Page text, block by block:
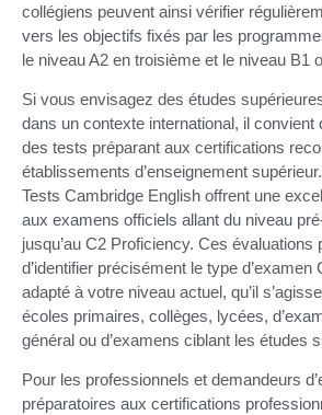
collégiens peuvent ainsi vérifier
vers les objectifs fixés par les
le niveau A2 en troisième et le niveau B1
Si vous envisagez des études
dans un contexte international, il convient
des tests préparant aux certifications
établissements d’enseignement
Tests Cambridge English offrent une
aux examens officiels allant du niveau
jusqu’au C2 Proficiency. Ces évaluations
d’identifier précisément le type d’examen
adapté à votre niveau actuel, qu’il
écoles primaires, collèges, lycées,
général ou d’examens ciblant les études
Pour les professionnels et demandeurs
préparatoires aux certifications